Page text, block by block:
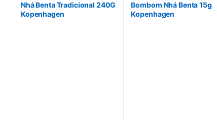
Nhá Benta Tradicional 240G
Kopenhagen
Bombom Nhá Benta 15g
Kopenhagen